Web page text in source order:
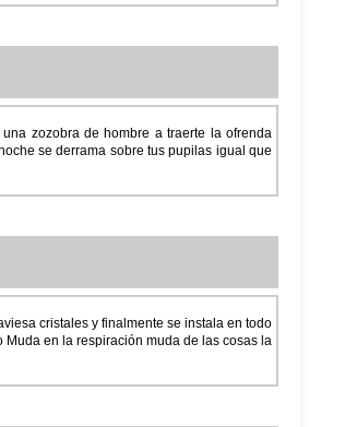
zozobra de hombre a traerte la ofrenda
se derrama sobre tus pupilas igual que
cristales y finalmente se instala en todo
en la respiración muda de las cosas la